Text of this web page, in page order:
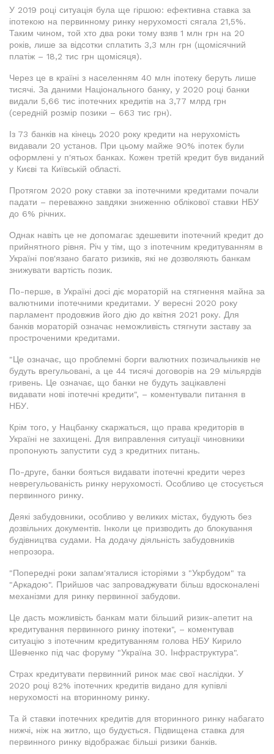
У 2019 році ситуація була ще гіршою: ефективна ставка за
іпотекою на первинному ринку нерухомості сягала 21,5%.
Таким чином, той хто два роки тому взяв 1 млн грн на 20
років, лише за відсотки сплатить 3,3 млн грн (щомісячний
платіж – 18,2 тис грн щомісяця).
Через це в країні з населенням 40 млн іпотеку беруть лише
тисячі. За даними Національного банку, у 2020 році банки
видали 5,66 тис іпотечних кредитів на 3,77 млрд грн
(середній розмір позики – 663 тис грн).
Із 73 банків на кінець 2020 року кредити на нерухомість
видавали 20 установ. При цьому майже 90% іпотек були
оформлені у п'ятьох банках. Кожен третій кредит був виданий
у Києві та Київській області.
Протягом 2020 року ставки за іпотечними кредитами почали
падати – переважно завдяки зниженню облікової ставки НБУ
до 6% річних.
Однак навіть це не допомагає здешевити іпотечний кредит до
прийнятного рівня. Річ у тім, що з іпотечним кредитуванням в
Україні пов'язано багато ризиків, які не дозволяють банкам
знижувати вартість позик.
По-перше, в Україні досі діє мораторій на стягнення майна за
валютними іпотечними кредитами. У вересні 2020 року
парламент продовжив його дію до квітня 2021 року. Для
банків мораторій означає неможливість стягнути заставу за
простроченими кредитами.
"Це означає, що проблемні борги валютних позичальників не
будуть врегульовані, а це 44 тисячі договорів на 29 мільярдів
гривень. Це означає, що банки не будуть зацікавлені
видавати нові іпотечні кредити", – коментували питання в
НБУ.
Крім того, у Нацбанку скаржаться, що права кредиторів в
Україні не захищені. Для виправлення ситуації чиновники
пропонують запустити суд з кредитних питань.
По-друге, банки бояться видавати іпотечні кредити через
неврегульованість ринку нерухомості. Особливо це стосується
первинного ринку.
Деякі забудовники, особливо у великих містах, будують без
дозвільних документів. Інколи це призводить до блокування
будівництва судами. На додачу діяльність забудовників
непрозора.
"Попередні роки запам'яталися історіями з "Укрбудом" та
"Аркадою". Прийшов час запроваджувати більш вдосконалені
механізми для ринку первинної забудови.
Це дасть можливість банкам мати більший ризик-апетит на
кредитування первинного ринку іпотеки", – коментував
ситуацію з іпотечним кредитуванням голова НБУ Кирило
Шевченко під час форуму "Україна 30. Інфраструктура".
Страх кредитувати первинний ринок має свої наслідки. У
2020 році 82% іпотечних кредитів видано для купівлі
нерухомості на вторинному ринку.
Та й ставки іпотечних кредитів для вторинного ринку набагато
нижчі, ніж на житло, що будується. Підвищена ставка для
первинного ринку відображає більші ризики банків.